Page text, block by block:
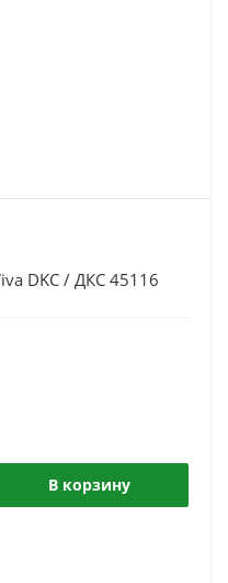
DKC / ДКС 45116
В корзину